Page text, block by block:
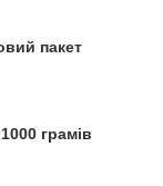
пакет
грамів